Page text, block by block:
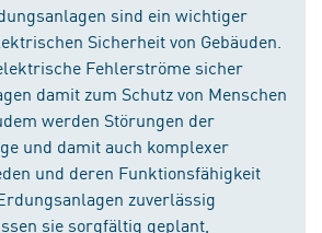
sind ein wichtiger
Sicherheit von Gebäuden.
Fehlerströme sicher
damit zum Schutz von Menschen
werden Störungen der
und damit auch komplexer
und deren Funktionsfähigkeit
zuverlässig
sie sorgfältig geplant,